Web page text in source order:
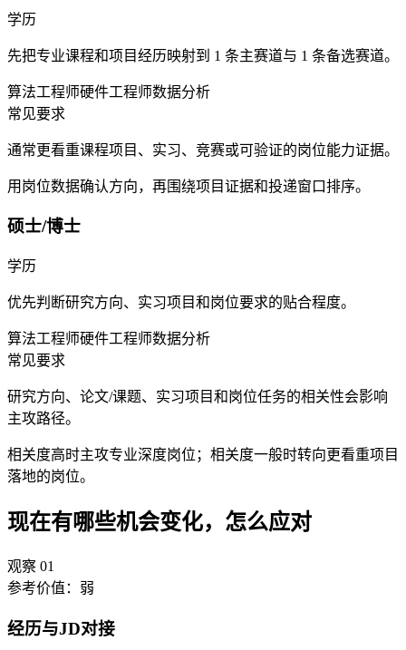
学历
先把专业课程和项目经历映射到 1 条主赛道与 1 条备选赛道。
算法工程师硬件工程师数据分析
常见要求
通常更看重课程项目、实习、竞赛或可验证的岗位能力证据。
用岗位数据确认方向，再围绕项目证据和投递窗口排序。
硕士/博士
学历
优先判断研究方向、实习项目和岗位要求的贴合程度。
算法工程师硬件工程师数据分析
常见要求
研究方向、论文/课题、实习项目和岗位任务的相关性会影响
主攻路径。
相关度高时主攻专业深度岗位；相关度一般时转向更看重项目
落地的岗位。
现在有哪些机会变化，怎么应对
观察 01
参考价值： 弱
经历与JD对接